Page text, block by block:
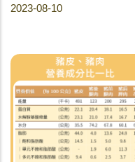
2023-08-10